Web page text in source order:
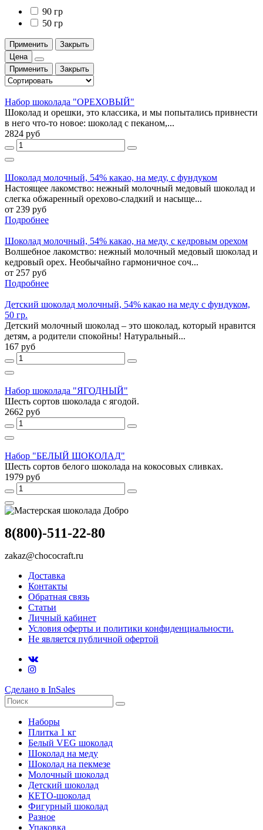
90 гр
50 гр
Применить
Закрыть
Цена
Применить
Закрыть
Набор шоколада "ОРЕХОВЫЙ"
Шоколад и орешки, это классика, и мы попытались привнести
в него что-то новое: шоколад с пеканом,...
2824 руб
Шоколад молочный, 54% какао, на меду, с фундуком
Настоящее лакомство: нежный молочный медовый шоколад и
слегка обжаренный орехово-сладкий и насыще...
от 239 руб
Подробнее
Шоколад молочный, 54% какао, на меду, с кедровым орехом
Волшебное лакомство: нежный молочный медовый шоколад и
кедровый орех. Необычайно гармоничное соч...
от 257 руб
Подробнее
Детский шоколад молочный, 54% какао на меду с фундуком,
50 гр.
Детский молочный шоколад – это шоколад, который нравится
детям, а родители спокойны! Натуральный...
167 руб
Набор шоколада "ЯГОДНЫЙ"
Шесть сортов шоколада с ягодой.
2662 руб
Набор "БЕЛЫЙ ШОКОЛАД"
Шесть сортов белого шоколада на кокосовых сливках.
1979 руб
8(800)-511-22-80
zakaz@chococraft.ru
Доставка
Контакты
Обратная связь
Статьи
Личный кабинет
Условия оферты и политики конфиденциальности.
Не является публичной офертой
Сделано в InSales
Наборы
Плитка 1 кг
Белый VEG шоколад
Шоколад на меду
Шоколад на пекмезе
Молочный шоколад
Детский шоколад
КЕТО-шоколад
Фигурный шоколад
Разное
Упаковка